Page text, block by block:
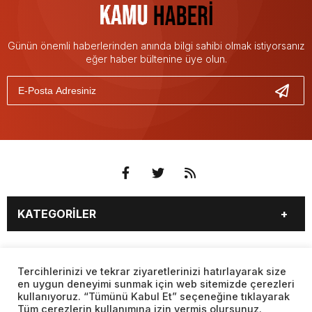
takvimi erken başlattık” açıklaması geldi
Android 17 ile akıllı telefonlara gelecek
yeni özellikler belli oldu
Günün önemli haberlerinden anında bilgi sahibi olmak istiyorsanız
eğer haber bültenine üye olun.
KATEGORİLER
EĞİTİM
SAĞLIK
YAŞAM
SPOR
MAGAZİN
KÜLTÜR SANAT
SAYFALAR
BURÇLAR CANLI BORSA
Tercihlerinizi ve tekrar ziyaretlerinizi hatırlayarak size
en uygun deneyimi sunmak için web sitemizde çerezleri
kullanıyoruz. “Tümünü Kabul Et” seçeneğine tıklayarak
Tüm çerezlerin kullanımına izin vermiş olursunuz.